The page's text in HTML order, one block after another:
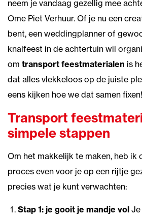
neem je vandaag gezellig mee
Ome Piet Verhuur. Of je nu een
bent, een weddingplanner of
knalfeest in de achtertuin wil
om transport feestmaterialen is
dat alles vlekkeloos op de juiste
eens kijken hoe we dat samen fixen!
Transport
simpele stappen
Om het makkelijk te maken, heb ik
proces even voor je op een rijtje
precies wat je kunt verwachten:
Stap 1: je gooit je mandje vol